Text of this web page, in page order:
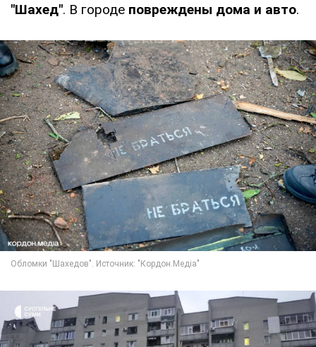
"Шахед". В городе повреждены дома и авто.